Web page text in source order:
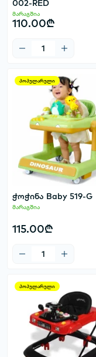
002-RED
მარაგშია
110.00₾
პოპულარული
ჭოჭინა Baby 519-G
მარაგშია
115.00₾
პოპულარული